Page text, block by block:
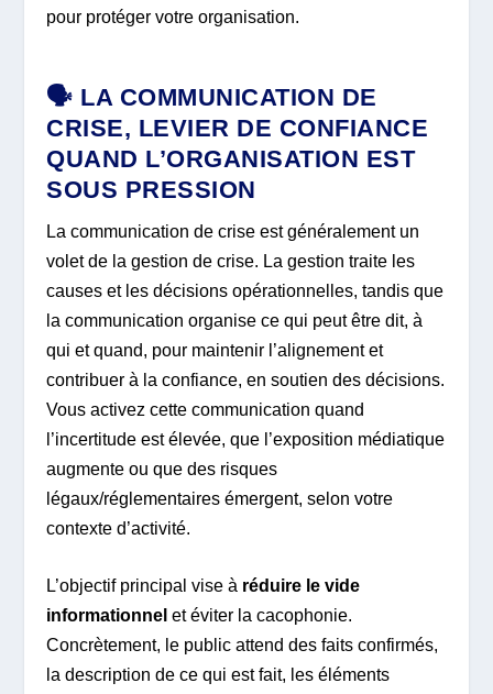
pour protéger votre organisation.
🗣️ LA COMMUNICATION DE
CRISE, LEVIER DE CONFIANCE
QUAND L’ORGANISATION EST
SOUS PRESSION
La communication de crise est généralement un
volet de la gestion de crise. La gestion traite les
causes et les décisions opérationnelles, tandis que
la communication organise ce qui peut être dit, à
qui et quand, pour maintenir l’alignement et
contribuer à la confiance, en soutien des décisions.
Vous activez cette communication quand
l’incertitude est élevée, que l’exposition médiatique
augmente ou que des risques
légaux/réglementaires émergent, selon votre
contexte d’activité.
L’objectif principal vise à réduire le vide
informationnel et éviter la cacophonie.
Concrètement, le public attend des faits confirmés,
la description de ce qui est fait, les éléments